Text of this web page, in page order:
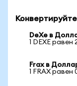
DeXe в
1 DEXE равен
Frax в
1 FRAX равен